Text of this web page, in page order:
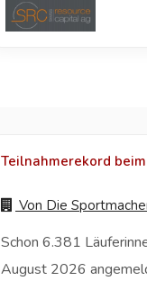
Teilnahmerekord
Von Die
Schon 6.381
August 2026